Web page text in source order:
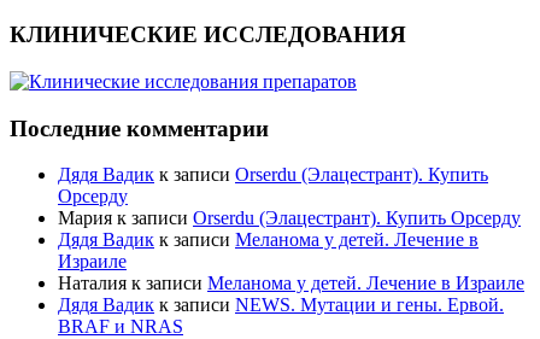
КЛИНИЧЕСКИЕ ИССЛЕДОВАНИЯ
Последние комментарии
Дядя Вадик к записи Orserdu (Элацестрант). Купить
Орсерду
Мария к записи Orserdu (Элацестрант). Купить Орсерду
Дядя Вадик к записи Меланома у детей. Лечение в
Израиле
Наталия к записи Меланома у детей. Лечение в Израиле
Дядя Вадик к записи NEWS. Мутации и гены. Ервой.
BRAF и NRAS